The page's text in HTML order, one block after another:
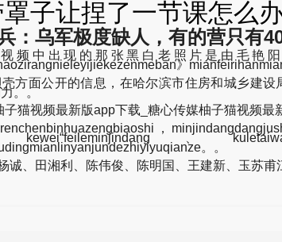
罩子让捏了一节课怎么
：乌军极度缺人，有的营只有
中出现的那张黑白老照片是由毛艳阳
》
面公开的信息，在哈尔滨市住房和城乡建设
。。
猫视频最新版app下载_糖心传媒柚子猫视频最
，
、
。。
田湘利、陈伟俊、陈明国、王建新、玉苏甫